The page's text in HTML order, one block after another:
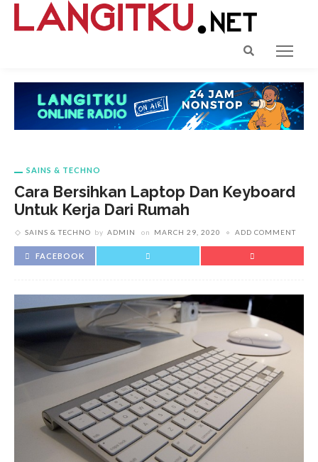
SAINS & TECHNO
Cara Bersihkan Laptop Dan Keyboard
Untuk Kerja Dari Rumah
SAINS & TECHNO by ADMIN on MARCH 29, 2020 ADD COMMENT
FACEBOOK